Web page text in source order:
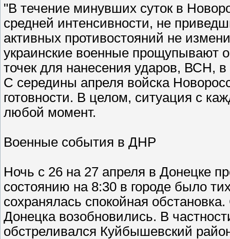
"В течение минувших суток в
средней интенсивности, не
активных противостояний не
украинские военные прощупывают
точек для нанесения ударов, ВСН, в
С середины апреля войска
готовности. В целом, ситуация с
любой момент.
Военные события в ДНР
Ночь с 26 на 27 апреля в Донецке
состоянию на 8:30 в городе было
сохранялась спокойная
Донецка возобновились. В
обстреливался Куйбышевский